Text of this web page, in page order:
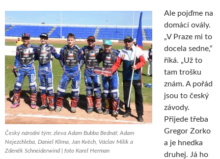
Český národní tým: zleva Adam Bubba Bednář, Adam
Nejezchleba, Daniel Klíma, Jan Kvěch, Václav Milík a
Zdeněk Schneiderwind | foto Karel Herman
Ale pojďme na
domácí ovály.
„V Praze mi to
docela sedne,“
říká. „Už to
tam trošku
znám. A pořád
jsou to český
závody.
Přijede třeba
Gregor Zorko
a je hnedka
druhej. Já ho